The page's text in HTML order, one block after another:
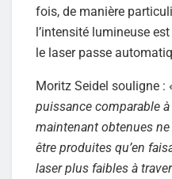
fois, de manière
l’intensité lumineuse
le laser passe
Moritz Seidel souligne :
puissance comparable
maintenant obtenues ne
être produites qu’en
laser plus faibles à